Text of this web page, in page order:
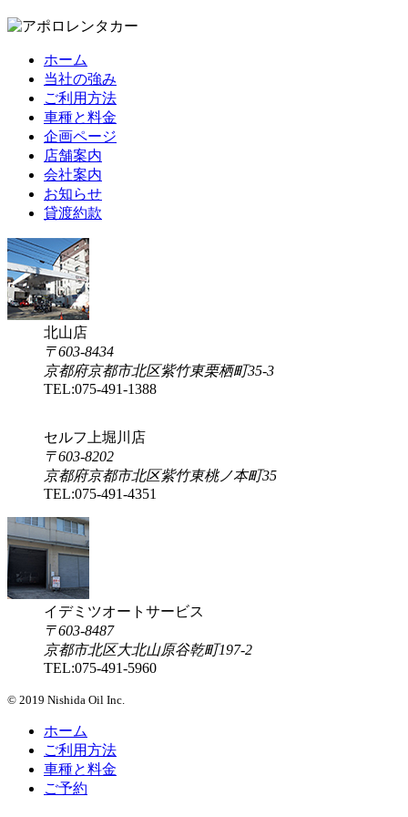
ホーム
当社の強み
ご利用方法
車種と料金
企画ページ
店舗案内
会社案内
お知らせ
貸渡約款
北山店
〒603-8434
京都府京都市北区紫竹東栗栖町35-3
TEL:075-491-1388
セルフ上堀川店
〒603-8202
京都府京都市北区紫竹東桃ノ本町35
TEL:075-491-4351
イデミツオートサービス
〒603-8487
京都市北区大北山原谷乾町197-2
TEL:075-491-5960
© 2019 Nishida Oil Inc.
ホーム
ご利用方法
車種と料金
ご予約